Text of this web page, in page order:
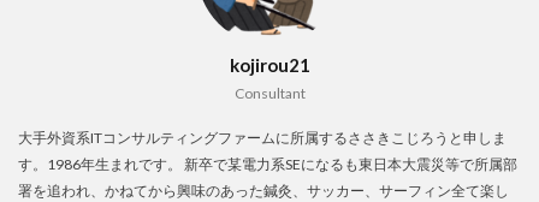
kojirou21
Consultant
大手外資系ITコンサルティングファームに所属するささきこじろうと申しま
す。1986年生まれです。 新卒で某電力系SEになるも東日本大震災等で所属部
署を追われ、かねてから興味のあった鍼灸、サッカー、サーフィン全て楽し